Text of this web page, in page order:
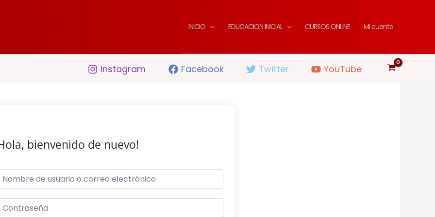
INICIO EDUCACION INICIAL CURSOS ONLINE Mi cuenta
Instagram Facebook Twitter YouTube
bienvenido de nuevo!